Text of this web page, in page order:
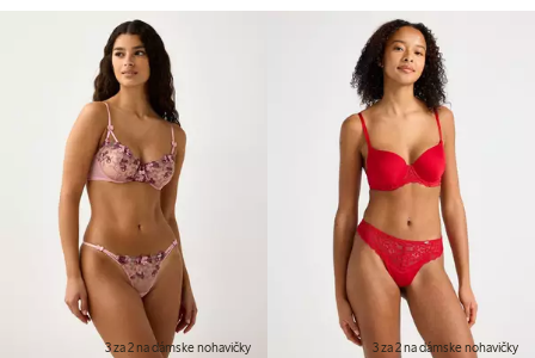
3 za 2 na dámske nohavičky 3 za 2 na dámske nohavičky